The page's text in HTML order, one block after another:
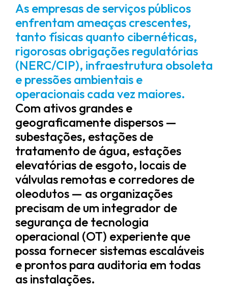
As empresas de serviços públicos
enfrentam ameaças crescentes,
tanto físicas quanto cibernéticas,
rigorosas obrigações regulatórias
(NERC/CIP), infraestrutura obsoleta
e pressões ambientais e
operacionais cada vez maiores.
Com ativos grandes e
geograficamente dispersos —
subestações, estações de
tratamento de água, estações
elevatórias de esgoto, locais de
válvulas remotas e corredores de
oleodutos — as organizações
precisam de um integrador de
segurança de tecnologia
operacional (OT) experiente que
possa fornecer sistemas escaláveis ​​
e prontos para auditoria em todas
as instalações.